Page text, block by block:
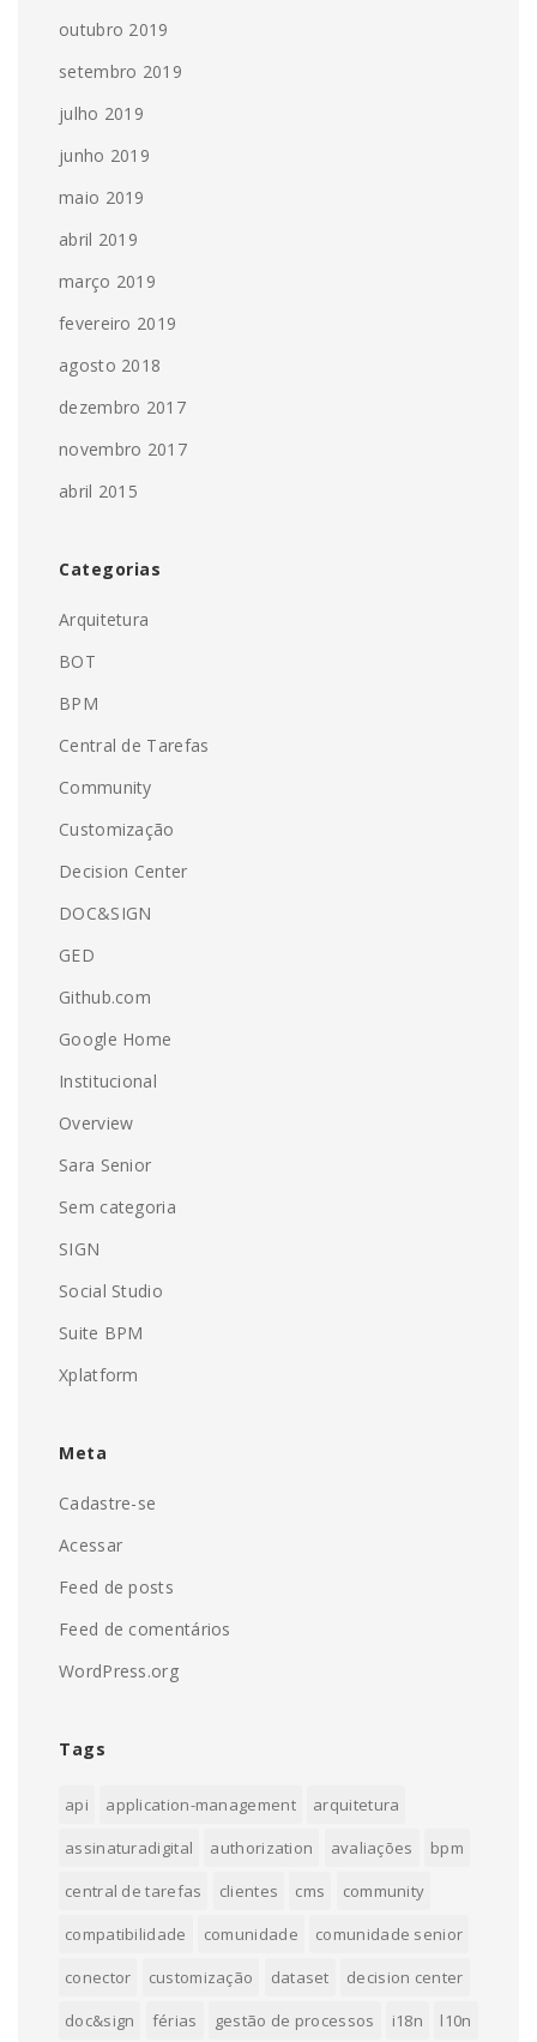
outubro 2019
setembro 2019
julho 2019
junho 2019
maio 2019
abril 2019
março 2019
fevereiro 2019
agosto 2018
dezembro 2017
novembro 2017
abril 2015
Categorias
Arquitetura
BOT
BPM
Central de Tarefas
Community
Customização
Decision Center
DOC&SIGN
GED
Github.com
Google Home
Institucional
Overview
Sara Senior
Sem categoria
SIGN
Social Studio
Suite BPM
Xplatform
Meta
Cadastre-se
Acessar
Feed de posts
Feed de comentários
WordPress.org
Tags
api application-management
arquitetura
assinaturadigital
authorization avaliações
bpm
central de tarefas
clientes cms
community
compatibilidade
comunidade
comunidade senior
conector
customização dataset
decision center
doc&sign
férias gestão de processos i18n
l10n